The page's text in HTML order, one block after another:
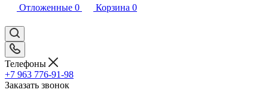
Отложенные 0 Корзина 0
Телефоны
+7 963 776-91-98
Заказать звонок